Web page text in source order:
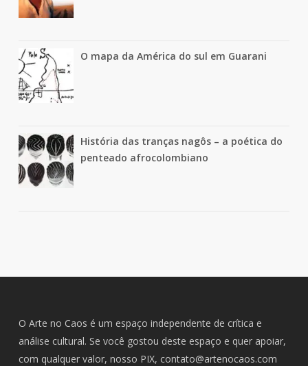
O mapa da América do sul em Guarani
História das tranças nagôs – a poética do
penteado afrocolombiano
O Arte no Caos é um espaço independente de crítica e
análise cultural. Se você gostou deste espaço e quer apoiar,
com qualquer valor, nosso PIX, contato@artenocaos.com